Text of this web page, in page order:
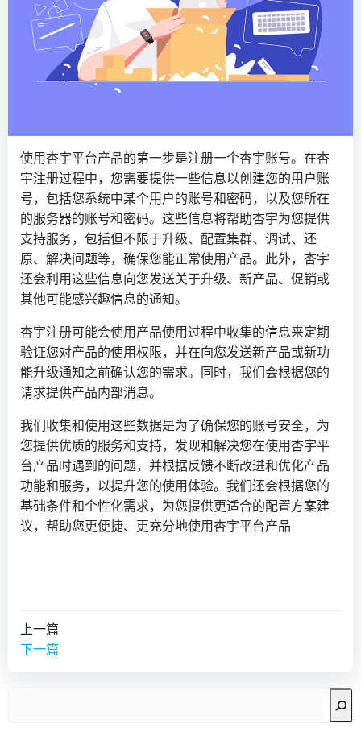
使用杏宇平台产品的第一步是注册一个杏宇账号。在杏
宇注册过程中，您需要提供一些信息以创建您的用户账
号，包括您系统中某个用户的账号和密码，以及您所在
的服务器的账号和密码。这些信息将帮助杏宇为您提供
支持服务，包括但不限于升级、配置集群、调试、还
原、解决问题等，确保您能正常使用产品。此外，杏宇
还会利用这些信息向您发送关于升级、新产品、促销或
其他可能感兴趣信息的通知。
杏宇注册可能会使用产品使用过程中收集的信息来定期
验证您对产品的使用权限，并在向您发送新产品或新功
能升级通知之前确认您的需求。同时，我们会根据您的
请求提供产品内部消息。
我们收集和使用这些数据是为了确保您的账号安全，为
您提供优质的服务和支持，发现和解决您在使用杏宇平
台产品时遇到的问题，并根据反馈不断改进和优化产品
功能和服务，以提升您的使用体验。我们还会根据您的
基础条件和个性化需求，为您提供更适合的配置方案建
议，帮助您更便捷、更充分地使用杏宇平台产品
文
章
上一篇
下一篇